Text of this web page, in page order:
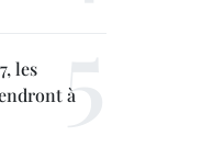
les
à